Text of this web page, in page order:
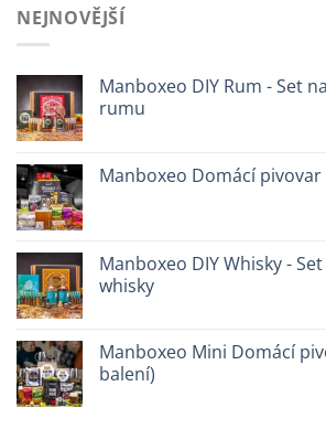
NEJNOVĚJŠÍ
Manboxeo DIY Rum - Set
rumu
Manboxeo Domácí
Manboxeo DIY Whisky -
whisky
Manboxeo Mini Domácí
balení)